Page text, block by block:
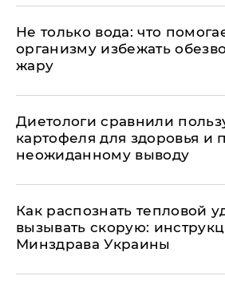
Не только вода: что
организму избежать
жару
Диетологи сравнили
картофеля для здоровья и
неожиданному выводу
Как распознать тепловой
вызывать скорую:
Минздрава Украины